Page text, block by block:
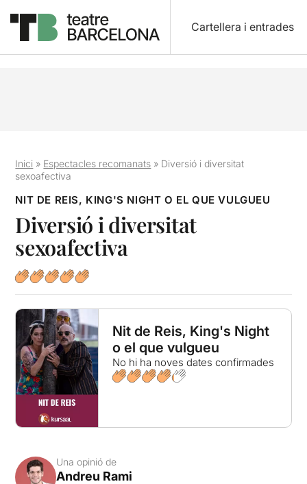
Cartellera i entrades
Inici » Espectacles recomanats » Diversió i diversitat
sexoafectiva
NIT DE REIS, KING'S NIGHT O EL QUE VULGUEU
Diversió i diversitat
sexoafectiva
Nit de Reis, King's Night
o el que vulgueu
No hi ha noves dates confirmades
Una opinió de
Andreu Rami